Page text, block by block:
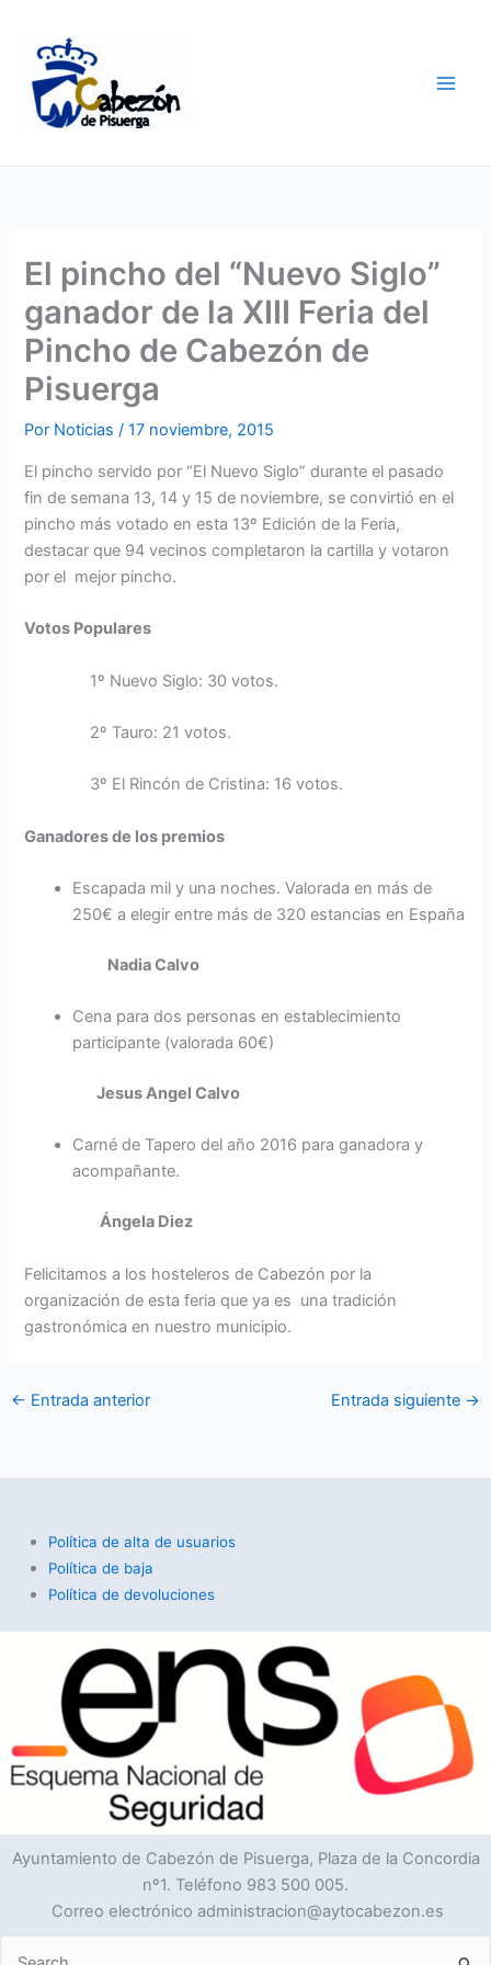
contenido
El pincho del “Nuevo Siglo”
ganador de la XIII Feria del
Pincho de Cabezón de
Pisuerga
Por Noticias/17 noviembre, 2015
El pincho servido por “El Nuevo Siglo” durante el pasado
fin de semana 13, 14 y 15 de noviembre, se convirtió en el
pincho más votado en esta 13º Edición de la Feria,
destacar que 94 vecinos completaron la cartilla y votaron
por el mejor pincho.
Votos Populares
1º Nuevo Siglo: 30 votos.
2º Tauro: 21 votos.
3º El Rincón de Cristina: 16 votos.
Ganadores de los premios
Escapada mil y una noches. Valorada en más de
250€ a elegir entre más de 320 estancias en España
Nadia Calvo
Cena para dos personas en establecimiento
participante (valorada 60€)
Jesus Angel Calvo
Carné de Tapero del año 2016 para ganadora y
acompañante.
Ángela Diez
Felicitamos a los hosteleros de Cabezón por la
organización de esta feria que ya es una tradición
gastronómica en nuestro municipio.
← Entrada anterior Entrada siguiente →
Política de alta de usuarios
Política de baja
Política de devoluciones
Ayuntamiento de Cabezón de Pisuerga, Plaza de la Concordia
nº1. Teléfono 983 500 005.
Correo electrónico administracion@aytocabezon.es